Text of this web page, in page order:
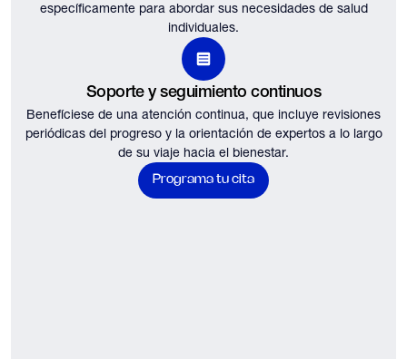
específicamente para abordar sus necesidades de salud
individuales.
Soporte y seguimiento continuos
Benefíciese de una atención continua, que incluye revisiones
periódicas del progreso y la orientación de expertos a lo largo
de su viaje hacia el bienestar.
Programa tu cita